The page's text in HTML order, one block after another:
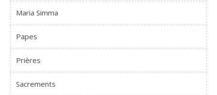
Maria Simma
Papes
Prières
Sacrements